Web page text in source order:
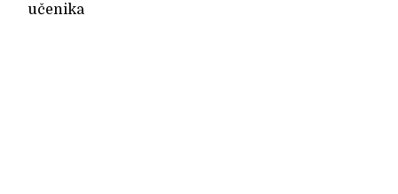
učenika